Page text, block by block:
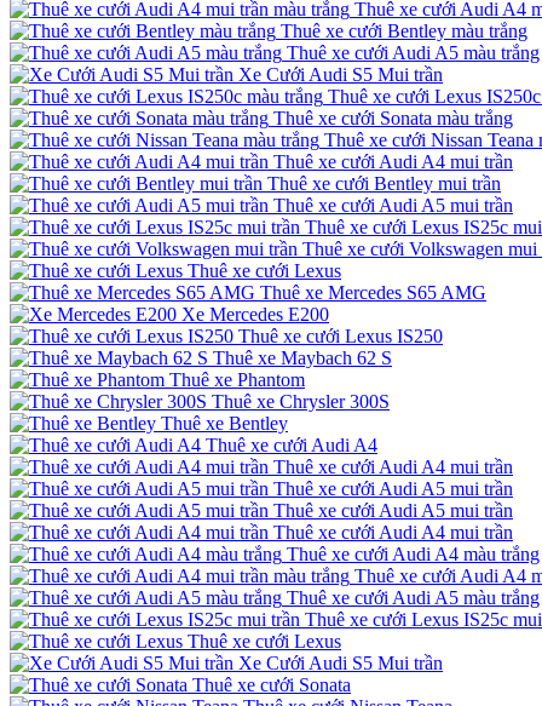
Thuê xe cưới Audi A4
Thuê xe cưới Bentley màu trắng
Thuê xe cưới Audi A5 màu trắng
Xe Cưới Audi S5 Mui trần
Thuê xe cưới Lexus
Thuê xe cưới Sonata màu trắng
Thuê xe cưới Nissan Teana
Thuê xe cưới Audi A4 mui trần
Thuê xe cưới Bentley mui trần
Thuê xe cưới Audi A5 mui trần
Thuê xe cưới Lexus IS25c
Thuê xe cưới Volkswagen mui
Thuê xe cưới Lexus
Thuê xe Mercedes S65 AMG
Xe Mercedes E200
Thuê xe cưới Lexus IS250
Thuê xe Maybach 62 S
Thuê xe Phantom
Thuê xe Chrysler 300S
Thuê xe Bentley
Thuê xe cưới Audi A4
Thuê xe cưới Audi A4 mui trần
Thuê xe cưới Audi A5 mui trần
Thuê xe cưới Audi A5 mui trần
Thuê xe cưới Audi A4 mui trần
Thuê xe cưới Audi A4 màu trắng
Thuê xe cưới Audi A4
Thuê xe cưới Audi A5 màu trắng
Thuê xe cưới Lexus IS25c
Thuê xe cưới Lexus
Xe Cưới Audi S5 Mui trần
Thuê xe cưới Sonata